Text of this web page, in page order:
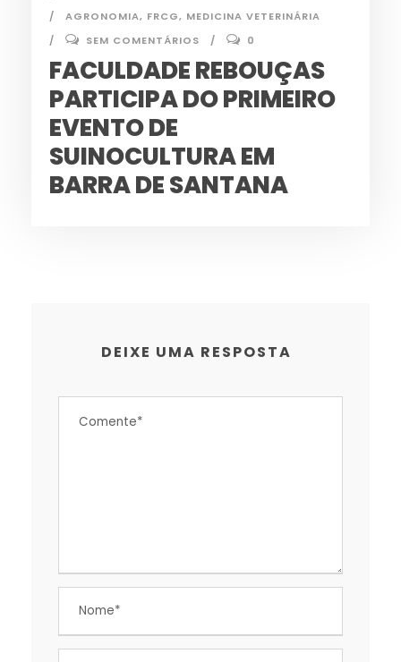
AGRONOMIA, FRCG, MEDICINA VETERINÁRIA
SEM COMENTÁRIOS
0
FACULDADE REBOUÇAS
PARTICIPA DO PRIMEIRO
EVENTO DE
SUINOCULTURA EM
BARRA DE SANTANA
DEIXE UMA RESPOSTA